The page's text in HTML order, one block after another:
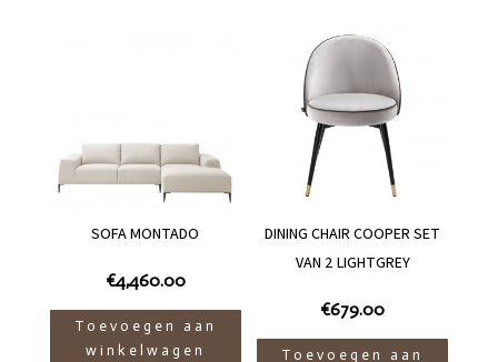
SOFA MONTADO
€4,460.00
Toevoegen aan
winkelwagen
DINING CHAIR COOPER SET
VAN 2 LIGHTGREY
€679.00
Toevoegen aan